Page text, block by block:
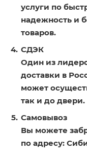
услуги по
надежность и
товаров.
СДЭК
Один из
доставки в
может
так и до двери.
Самовывоз
Вы можете
по адресу: